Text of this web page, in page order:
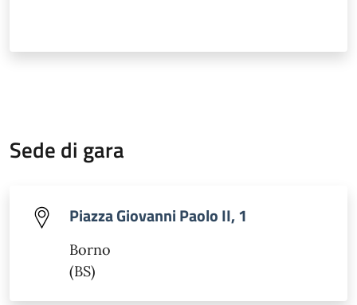
Sede di gara
Piazza Giovanni Paolo II, 1
Borno
(BS)